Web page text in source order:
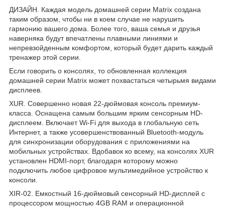
ДИЗАЙН. Каждая модель домашней серии Matrix создана
таким образом, чтобы ни в коем случае не нарушить
гармонию вашего дома. Более того, ваша семья и друзья
наверняка будут впечатлены плавными линиями и
непревзойденным комфортом, который будет дарить каждый
тренажер этой серии.
Если говорить о консолях, то обновленная коллекция
домашней серии Matrix может похвастаться четырьмя видами
дисплеев.
XUR. Совершенно новая 22-дюймовая консоль премиум-
класса. Оснащена самым большим ярким сенсорным HD-
дисплеем. Включает Wi-Fi для выхода в глобальную сеть
Интернет, а также усовершенствованный Bluetooth-модуль
для синхронизации оборудования с приложениями на
мобильных устройствах. Вдобавок ко всему, на консолях XUR
установлен HDMI-порт, благодаря которому можно
подключить любое цифровое мультимедийное устройство к
консоли.
XIR-02. Емкостный 16-дюймовый сенсорный HD-дисплей с
процессором мощностью 4GB RAM и операционной